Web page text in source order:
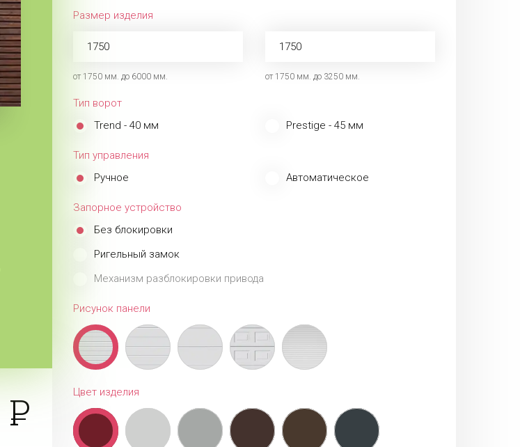
Размер изделия
от 1750 мм. до 6000 мм. от 1750 мм. до 3250 мм.
Тип ворот
Trend - 40 мм
Prestige - 45 мм
Тип управления
Ручное
Автоматическое
Запорное устройство
Без блокировки
Ригельный замок
Механизм разблокировки привода
Рисунок панели
Цвет изделия